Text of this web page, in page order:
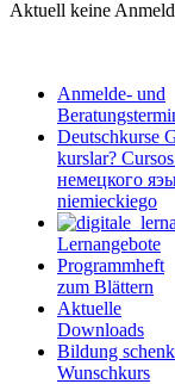
Aktuell keine
Anmelde- und
Deutschkurse
kurslar?
немецкого
niemieckiego
Lernangebote
Programmheft
zum Blättern
Aktuelle
Downloads
Bildung
Wunschkurs